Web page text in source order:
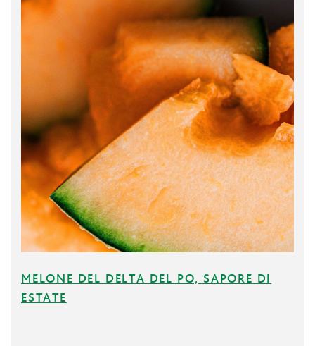
MELONE DEL DELTA DEL PO, SAPORE DI
ESTATE